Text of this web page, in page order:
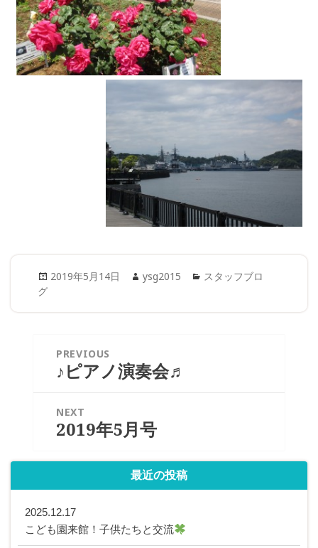
Posted
2019年5月14日 Author
ysg2015 Categories
スタッフブロ
グ
ョ
PREVIOUS
Previous
♪ピアノ演奏会♬
NEXT
Next
2019年5月号
最近の投稿
2025.12.17
こども園来館！子供たちと交流